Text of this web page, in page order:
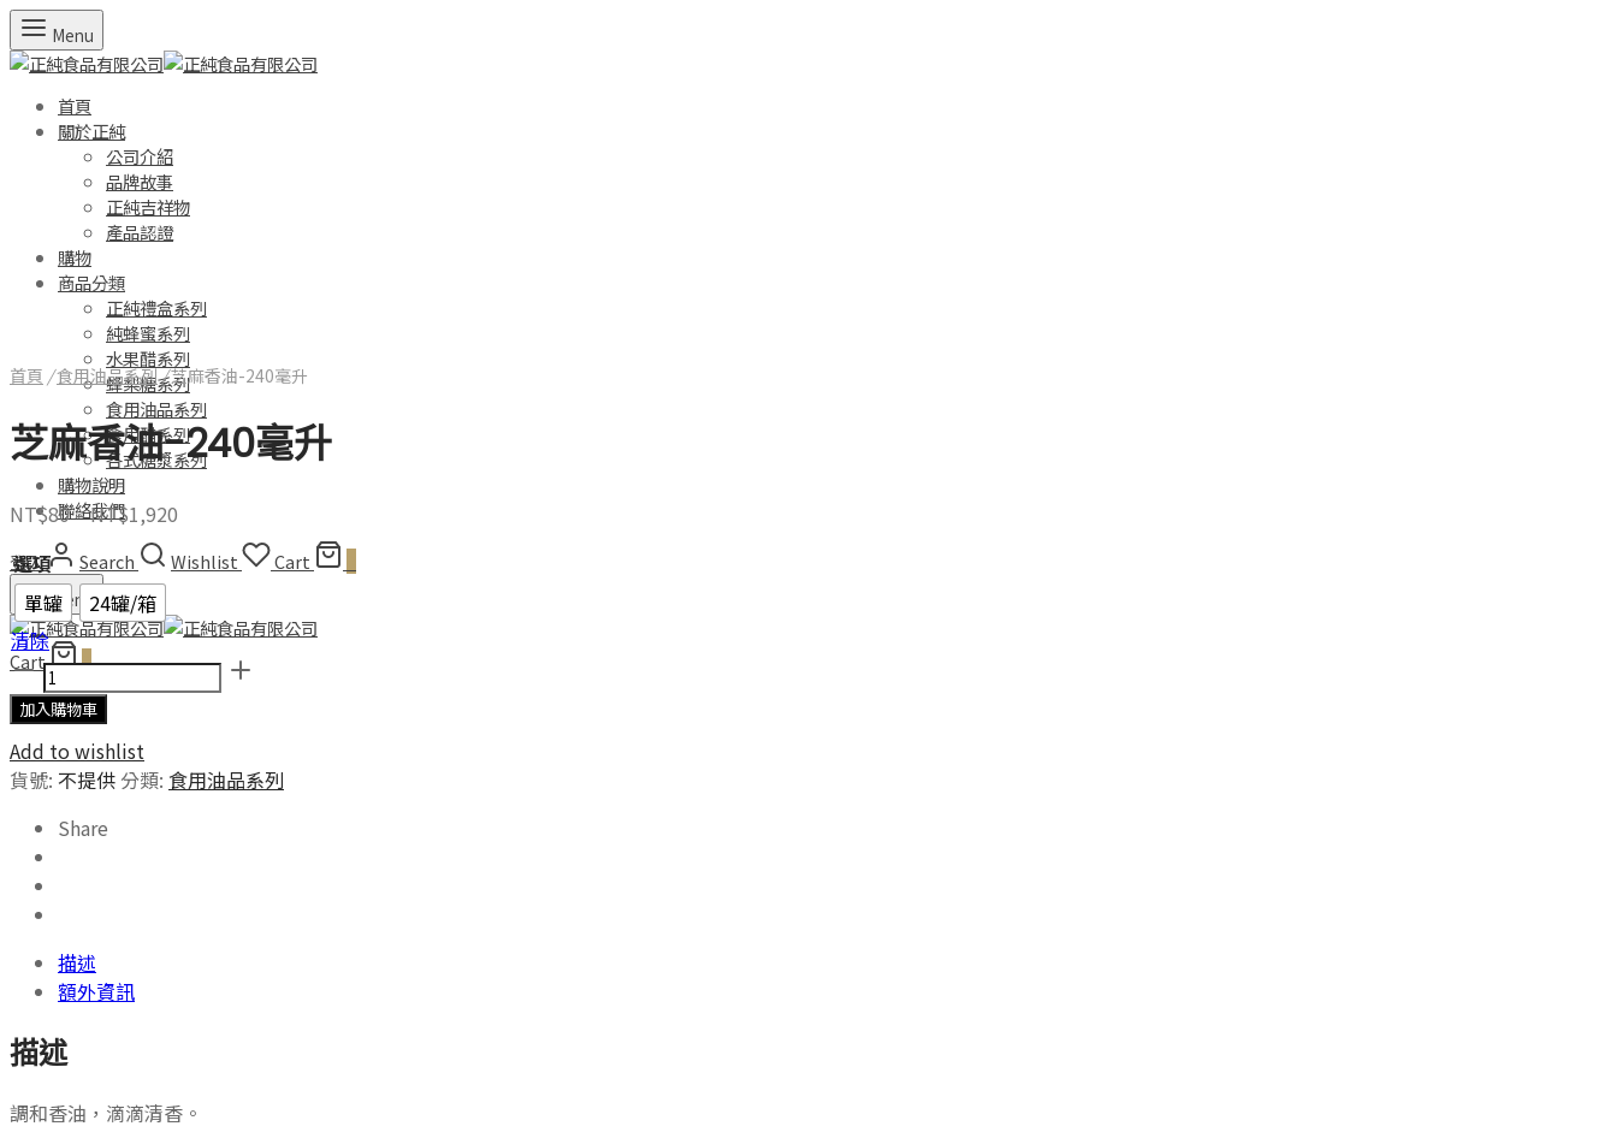
Menu
首頁
關於正純
公司介紹
品牌故事
正純吉祥物
產品認證
購物
商品分類
正純禮盒系列
純蜂蜜系列
水果醋系列
蜂梨糖系列
食用油品系列
食用醋系列
各式糖漿系列
購物說明
聯絡我們
登入 Search Wishlist Cart
Menu
Cart 0
首頁 /食用油品系列/芝麻香油-240毫升
芝麻香油-240毫升
NT$80–NT$1,920
選項
單罐
24罐/箱
清除
芝
麻
香
油-240
毫
數
加入購物車
Add to wishlist
貨號: 不提供 分類: 食用油品系列
Share
描述
額外資訊
描述
調和香油，滴滴清香。